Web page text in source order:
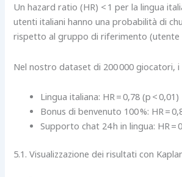
Un hazard ratio (HR) < 1 per la lingua
utenti italiani hanno una probabilità di
rispetto al gruppo di riferimento (utente
Nel nostro dataset di 200 000 giocatori,
Lingua italiana: HR = 0,78 (p < 0,01)
Bonus di benvenuto 100 %: HR =
Supporto chat 24 h in lingua: HR =
5.1. Visualizzazione dei risultati con